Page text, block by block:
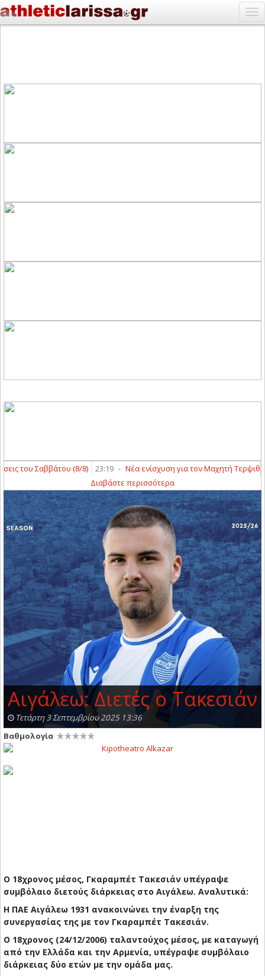
του Σαββάτου (8/8) 23:19 - Νέα ενίσχυση για τον Μαχητή
Διαβάστε περισσότερα
Αιγάλεω: Διετές ο Τακεσιάν
Τετάρτη 3 Σεπτεμβρίου 2025 13:36
Βαθμολογία
Ο 18χρονος μέσος, Γκαραμπέτ Τακεσιάν υπέγραψε
συμβόλαιο διετούς διάρκειας στο Αιγάλεω. Αναλυτικά:
Η ΠΑΕ Αιγάλεω 1931 ανακοινώνει την έναρξη της
συνεργασίας της με τον Γκαραμπέτ Τακεσιάν.
Ο 18χρονος (24/12/2006) ταλαντούχος μέσος, με καταγωγή
από την Ελλάδα και την Αρμενία, υπέγραψε συμβόλαιο
διάρκειας δύο ετών με την ομάδα μας.